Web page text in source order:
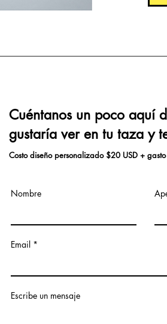
Cuéntanos un poco aquí
gustaría ver en tu taza y
Costo diseño personalizado $20 USD +
Nombre
Email
Escribe un mensaje